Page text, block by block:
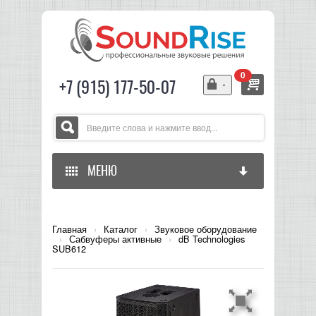
+7 (915) 177-50-07
0
МЕНЮ
ЗВУКОВОЕ ОБОРУДОВАНИЕ
Главная › Каталог › Звуковое оборудование
› Сабвуферы активные › dB Technologies
SUB612